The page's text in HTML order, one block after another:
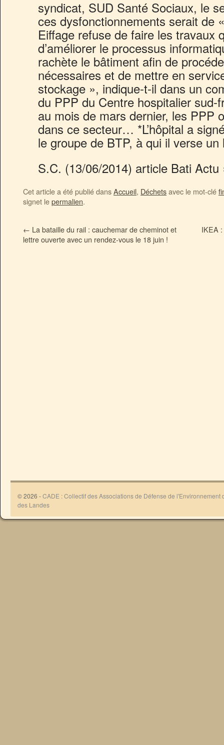
syndicat, SUD Santé Sociaux, le
ces dysfonctionnements serait de
Eiffage refuse de faire les travaux
d’améliorer le processus
rachète le bâtiment afin de
nécessaires et de mettre en
stockage », indique-t-il dans un
du PPP du Centre hospitalier
au mois de mars dernier, les PPP
dans ce secteur… *L’hôpital a
le groupe de BTP, à qui il verse un
S.C. (13/06/2014) article Bati Actu
Cet article a été publié dansAccueil, Déchetsavec le mot-clé
signet lepermalien.
← La bataille du rail : cauchemar de cheminot et
lettre ouverte avec un rendez-vous le 18 juin !
IKEA
© 2026 -CADE : Collectif des Associations de Défense de l'Environnement
des Landes